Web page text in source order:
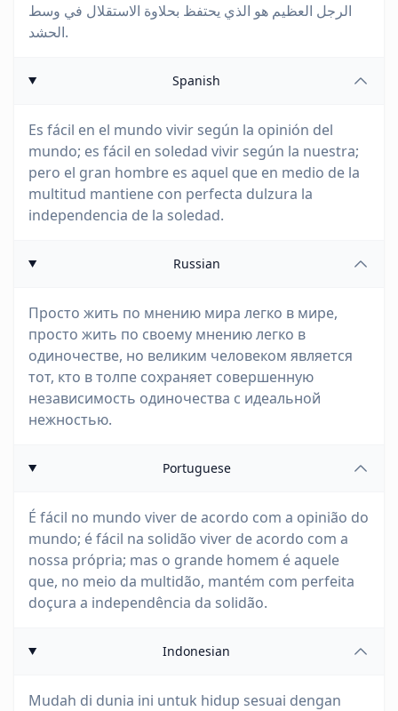
الرجل العظيم هو الذي يحتفظ بحلاوة الاستقلال في وسط
الحشد.
Spanish
Es fácil en el mundo vivir según la opinión del
mundo; es fácil en soledad vivir según la nuestra;
pero el gran hombre es aquel que en medio de la
multitud mantiene con perfecta dulzura la
independencia de la soledad.
Russian
Просто жить по мнению мира легко в мире,
просто жить по своему мнению легко в
одиночестве, но великим человеком является
тот, кто в толпе сохраняет совершенную
независимость одиночества с идеальной
нежностью.
Portuguese
É fácil no mundo viver de acordo com a opinião do
mundo; é fácil na solidão viver de acordo com a
nossa própria; mas o grande homem é aquele
que, no meio da multidão, mantém com perfeita
doçura a independência da solidão.
Indonesian
Mudah di dunia ini untuk hidup sesuai dengan